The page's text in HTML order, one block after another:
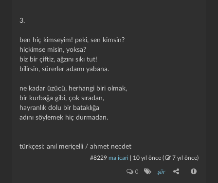
3.
ben hiç kimseyim! peki, sen kimsin?
hiçkimse misin, yoksa?
biz bir çiftiz, ağzını sıkı tut!
bilirsin, sürerler adamı yabana.
ne kadar üzücü, herhangi biri olmak,
bir kurbağa gibi, çok sıradan,
hayranlık dolu bir bataklığa
adını söylemek hiç durmadan.
türkçesi: anıl meriçelli / ahmet necdet
#8229 ma icari 10 yıl önce ( 7 yıl önce)
0 şiir